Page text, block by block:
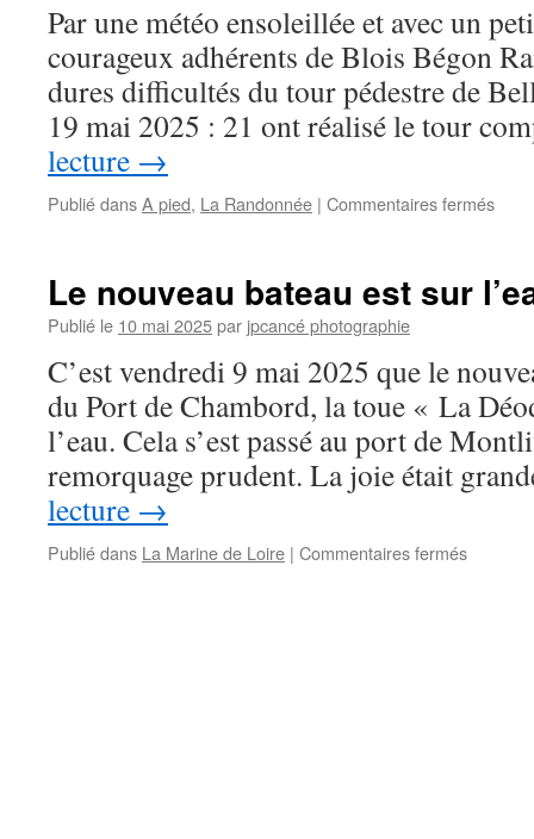
Par une météo ensoleillée et avec un
courageux adhérents de Blois Bégon
dures difficultés du tour pédestre de
19 mai 2025 : 21 ont réalisé le tour
lecture →
Publié dansA pied, La Randonnée | Commentaires ferméssur
de
en-
Mer
Le nouveau bateau est sur
Publié le 10 mai 2025par jpcancé photographie
C’est vendredi 9 mai 2025 que le
du Port de Chambord, la toue « La
l’eau. Cela s’est passé au port de
remorquage prudent. La joie était
lecture →
Publié dans La Marine de Loire | Commentaires ferméssur